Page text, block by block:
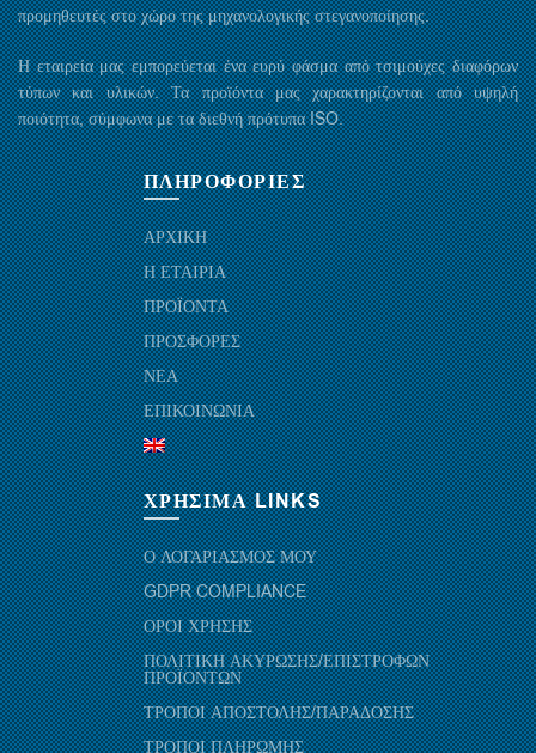
προμηθευτές στο χώρο της μηχανολογικής στεγανοποίησης.
Η εταιρεία μας εμπορεύεται ένα ευρύ φάσμα από τσιμούχες διαφόρων
τύπων και υλικών. Τα προϊόντα μας χαρακτηρίζονται από υψηλή
ποιότητα, σύμφωνα με τα διεθνή πρότυπα ISO.
ΠΛΗΡΟΦΟΡΙΕΣ
ΑΡΧΙΚΗ
Η ΕΤΑΙΡΙΑ
ΠΡΟΪΟΝΤΑ
ΠΡΟΣΦΟΡΕΣ
ΝΕΑ
ΕΠΙΚΟΙΝΩΝΙΑ
ΧΡΗΣΙΜΑ LINKS
Ο ΛΟΓΑΡΙΑΣΜΟΣ ΜΟΥ
GDPR COMPLIANCE
ΟΡΟΙ ΧΡΗΣΗΣ
ΠΟΛΙΤΙΚΗ ΑΚΥΡΩΣΗΣ/ΕΠΙΣΤΡΟΦΩΝ
ΠΡΟΪΟΝΤΩΝ
ΤΡΟΠΟΙ ΑΠΟΣΤΟΛΗΣ/ΠΑΡΑΔΟΣΗΣ
ΤΡΟΠΟΙ ΠΛΗΡΩΜΗΣ